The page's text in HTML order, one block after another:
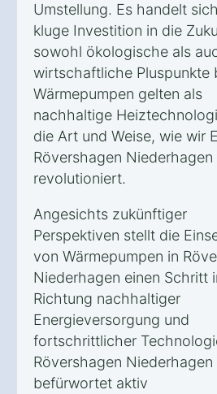
Umstellung. Es handelt
kluge Investition in die
sowohl ökologische als
wirtschaftliche Pluspunkte
Wärmepumpen gelten als
nachhaltige
die Art und Weise, wie wir
Rövershagen Niederhagen
revolutioniert.
Angesichts zukünftiger
Perspektiven stellt die
von Wärmepumpen in
Niederhagen einen Schritt
Richtung nachhaltiger
Energieversorgung und
fortschrittlicher
Rövershagen Niederhagen
befürwortet aktiv